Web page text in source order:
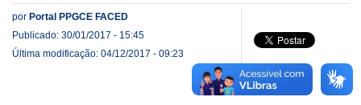
por Portal PPGCE FACED
Publicado: 30/01/2017 - 15:45
Última modificação: 04/12/2017 - 09:23